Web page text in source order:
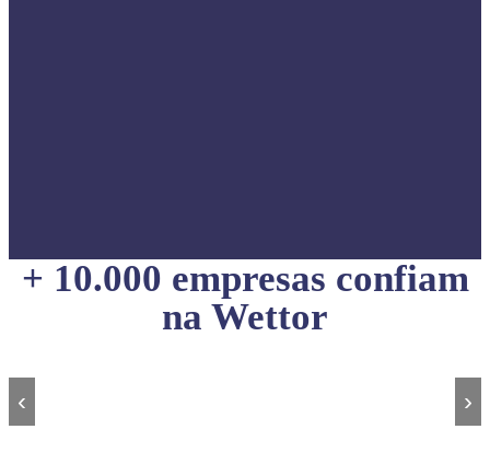
+ 10.000 empresas confiam
na Wettor
‹ ›